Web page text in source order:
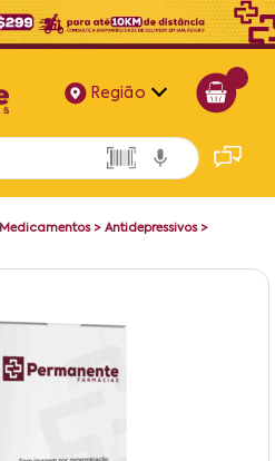
Região
Alagoas
Bahia
Medicamentos> Antidepressivos>